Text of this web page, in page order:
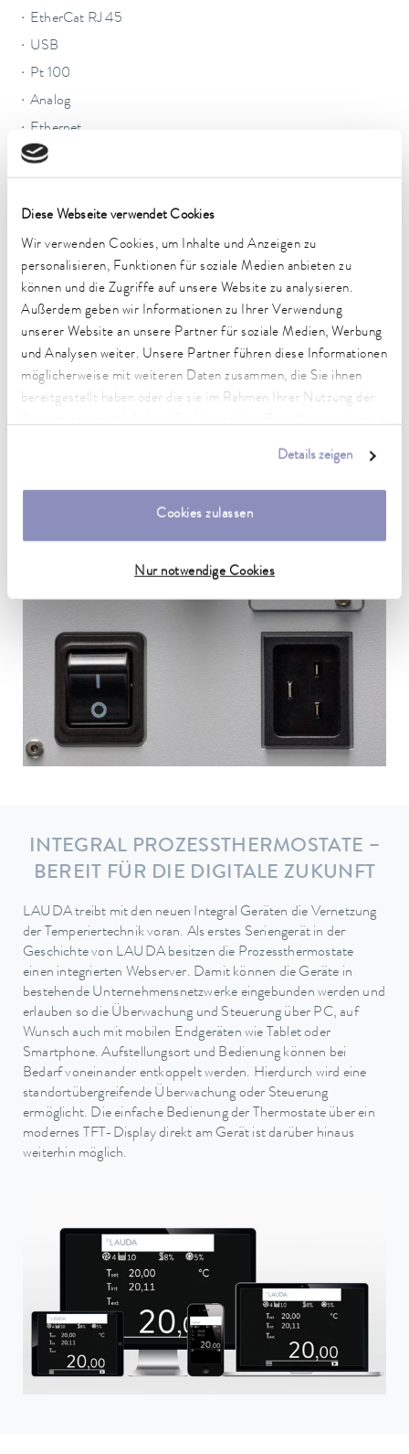
Diese Webseite verwendet Cookies
Wir verwenden Cookies, um Inhalte und Anzeigen zu
personalisieren, Funktionen für soziale Medien anbieten zu
können und die Zugriffe auf unsere Website zu analysieren.
Außerdem geben wir Informationen zu Ihrer Verwendung
unserer Website an unsere Partner für soziale Medien, Werbung
und Analysen weiter. Unsere Partner führen diese Informationen
möglicherweise mit weiteren Daten zusammen, die Sie ihnen
bereitgestellt haben oder die sie im Rahmen Ihrer Nutzung der
Details zeigen
Cookies zulassen
Nur notwendige Cookies
EtherCat RJ 45
USB
Pt 100
Analog
Ethernet
Eine Übersicht über die unterschiedlichen
INTEGRAL PROZESSTHERMOSTATE –
BEREIT FÜR DIE DIGITALE ZUKUNFT
LAUDA treibt mit den neuen Integral Geräten die Vernetzung
der Temperiertechnik voran. Als erstes Seriengerät in der
Geschichte von LAUDA besitzen die Prozessthermostate
einen integrierten Webserver. Damit können die Geräte in
bestehende Unternehmensnetzwerke eingebunden werden und
erlauben so die Überwachung und Steuerung über PC, auf
Wunsch auch mit mobilen Endgeräten wie Tablet oder
Smartphone. Aufstellungsort und Bedienung können bei
Bedarf voneinander entkoppelt werden. Hierdurch wird eine
standortübergreifende Überwachung oder Steuerung
ermöglicht. Die einfache Bedienung der Thermostate über ein
modernes TFT-Display direkt am Gerät ist darüber hinaus
weiterhin möglich.